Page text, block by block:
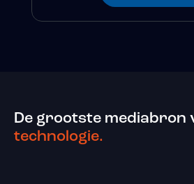
De grootste mediabron
technologie.